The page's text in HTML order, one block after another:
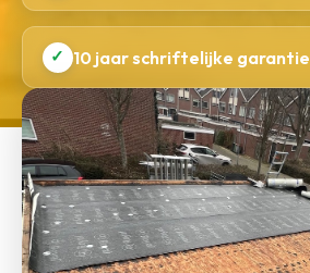
✓ 10 jaar schriftelijke garantie